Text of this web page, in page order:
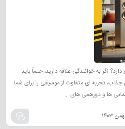
اگر به خوانندگی علاقه دارید، حتماً باید
تجربه‌ ای متفاوت از موسیقی را برای شما
ها و دورهمی‌ های ...